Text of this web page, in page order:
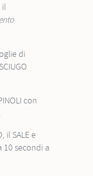
il
10 secondi a